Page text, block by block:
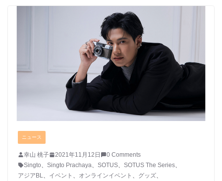
ニュース
幸山 桃子 2021年11月12日
0 Comments
Singto
Singto Prachaya SOTUS SOTUS The Series
アジアBL
イベント オンラインイベント グッズ